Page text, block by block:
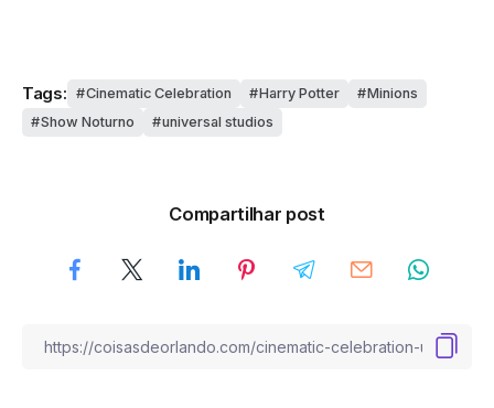
Tags: Cinematic Celebration Harry Potter
Minions
Show Noturno
universal studios
Compartilhar post